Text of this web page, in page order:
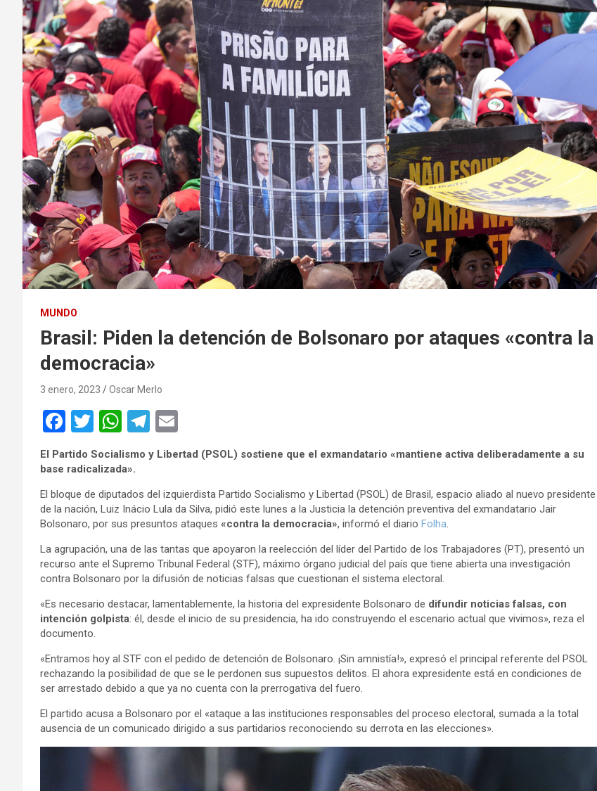
MUNDO
Brasil: Piden la detención de Bolsonaro por ataques «contra la
democracia»
3 enero, 2023 Oscar Merlo
F
a
ce
b
o
o
k
T
wi
tt
er
W
h
at
s
A
p
p
T
el
e
gr
a
m
m
ail
El Partido Socialismo y Libertad (PSOL) sostiene que el exmandatario «mantiene activa deliberadamente a su
base radicalizada».
El bloque de diputados del izquierdista Partido Socialismo y Libertad (PSOL) de Brasil, espacio aliado al nuevo presidente
de la nación, Luiz Inácio Lula da Silva, pidió este lunes a la Justicia la detención preventiva del exmandatario Jair
Bolsonaro, por sus presuntos ataques «contra la democracia», informó el diario Folha.
La agrupación, una de las tantas que apoyaron la reelección del líder del Partido de los Trabajadores (PT), presentó un
recurso ante el Supremo Tribunal Federal (STF), máximo órgano judicial del país que tiene abierta una investigación
contra Bolsonaro por la difusión de noticias falsas que cuestionan el sistema electoral.
«Es necesario destacar, lamentablemente, la historia del expresidente Bolsonaro de difundir noticias falsas, con
intención golpista: él, desde el inicio de su presidencia, ha ido construyendo el escenario actual que vivimos», reza el
documento.
«Entramos hoy al STF con el pedido de detención de Bolsonaro. ¡Sin amnistía!», expresó el principal referente del PSOL
rechazando la posibilidad de que se le perdonen sus supuestos delitos. El ahora expresidente está en condiciones de
ser arrestado debido a que ya no cuenta con la prerrogativa del fuero.
El partido acusa a Bolsonaro por el «ataque a las instituciones responsables del proceso electoral, sumada a la total
ausencia de un comunicado dirigido a sus partidarios reconociendo su derrota en las elecciones».